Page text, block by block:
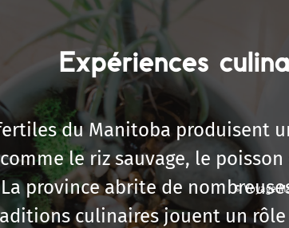
Expériences
du Manitoba produisent
le riz sauvage, le
province abrite de
culinaires jouent un
© Voyage